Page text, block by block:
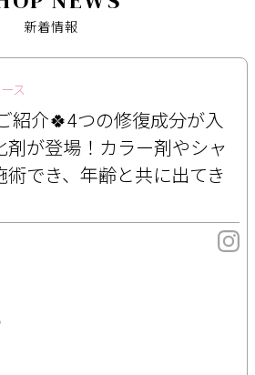
サイトマップ
お知らせ
掲載の申込み
新着情報
ス
紹介🍀4つの修復成分が入
剤が登場！カラー剤やシャ
術でき、年齢と共に出てき